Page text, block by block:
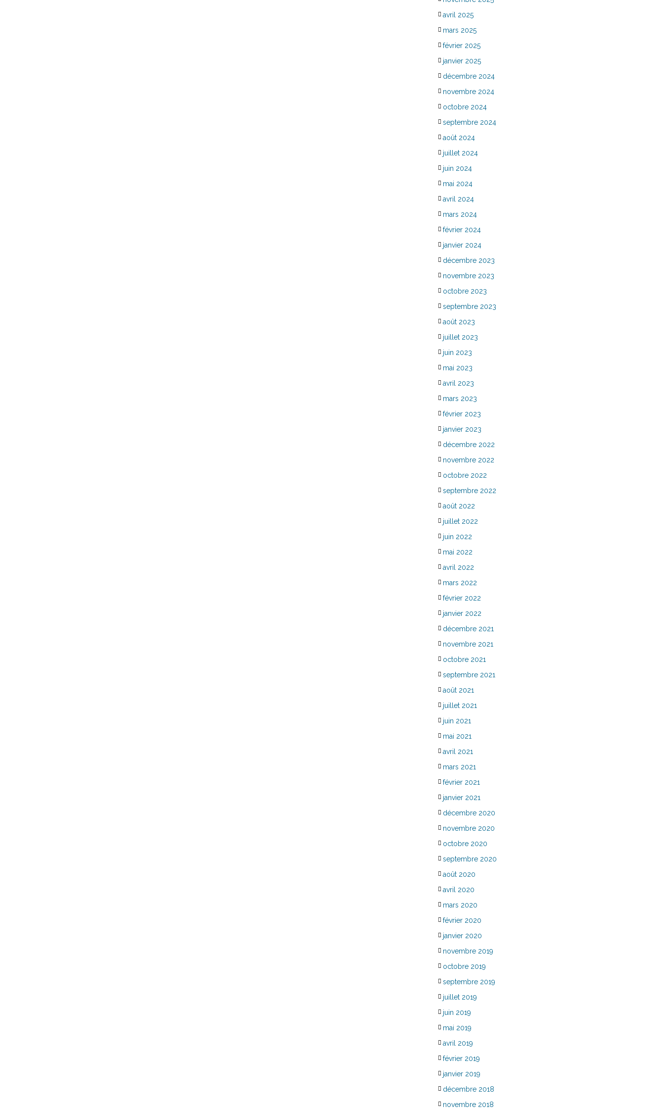
avril 2025
mars 2025
février 2025
janvier 2025
décembre 2024
novembre 2024
octobre 2024
septembre 2024
août 2024
juillet 2024
juin 2024
mai 2024
avril 2024
mars 2024
février 2024
janvier 2024
décembre 2023
novembre 2023
octobre 2023
septembre 2023
août 2023
juillet 2023
juin 2023
mai 2023
avril 2023
mars 2023
février 2023
janvier 2023
décembre 2022
novembre 2022
octobre 2022
septembre 2022
août 2022
juillet 2022
juin 2022
mai 2022
avril 2022
mars 2022
février 2022
janvier 2022
décembre 2021
novembre 2021
octobre 2021
septembre 2021
août 2021
juillet 2021
juin 2021
mai 2021
avril 2021
mars 2021
février 2021
janvier 2021
décembre 2020
novembre 2020
octobre 2020
septembre 2020
août 2020
avril 2020
mars 2020
février 2020
janvier 2020
novembre 2019
octobre 2019
septembre 2019
juillet 2019
juin 2019
mai 2019
avril 2019
février 2019
janvier 2019
décembre 2018
novembre 2018